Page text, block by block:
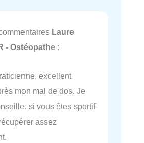
Laure
- Ostéopathe :
excellent
mon mal de dos. Je
si vous êtes sportif
assez